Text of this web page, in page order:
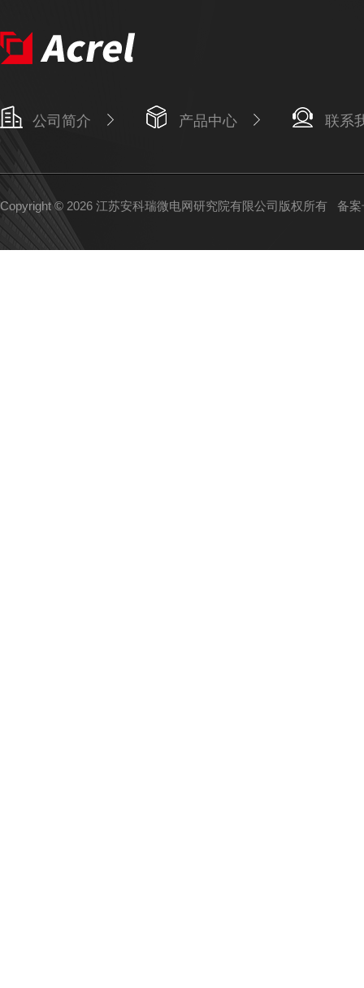
公司简介 产品中心 联系
Copyright © 2026 江苏安科瑞微电网研究院有限公司版权所有 备案